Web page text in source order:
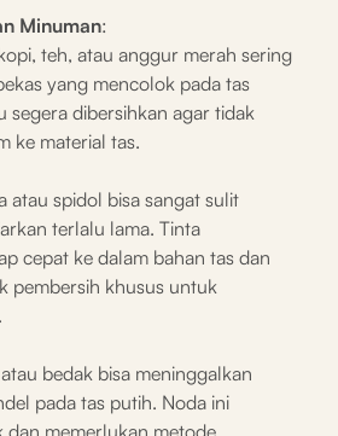
Minuman:
teh, atau anggur merah sering
yang mencolok pada tas
segera dibersihkan agar tidak
ke material tas.
atau spidol bisa sangat sulit
terlalu lama. Tinta
cepat ke dalam bahan tas dan
pembersih khusus untuk
bedak bisa meninggalkan
pada tas putih. Noda ini